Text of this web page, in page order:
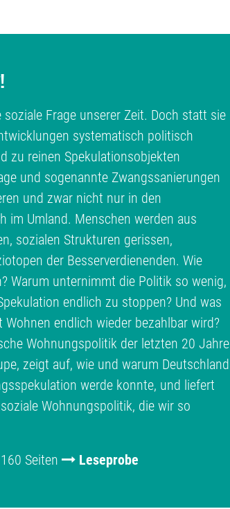
Frage unserer Zeit. Doch statt sie
systematisch politisch
zu reinen Spekulationsobjekten
und sogenannte Zwangssanierungen
und zwar nicht nur in den
im Umland. Menschen werden aus
sozialen Strukturen gerissen,
der Besserverdienenden. Wie
Warum unternimmt die Politik so wenig,
endlich zu stoppen? Und was
endlich wieder bezahlbar wird?
Wohnungspolitik der letzten 20 Jahre
zeigt auf, wie und warum Deutschland
werde konnte, und liefert
Wohnungspolitik, die wir so
Seiten
Leseprobe